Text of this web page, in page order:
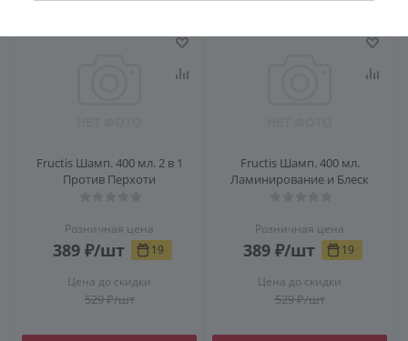
Fructis Шамп. 400 мл. 2 в 1
Против Перхоти
Розничная цена
389 ₽/шт 19
Цена до скидки
529₽/шт
Fructis Шамп. 400 мл.
Ламинирование и Блеск
Розничная цена
389 ₽/шт 19
Цена до скидки
529₽/шт